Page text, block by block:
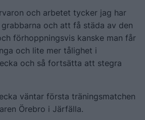
och arbetet tycker jag har
och att få städa av den
förhoppningsvis kanske man får
och lite mer tålighet i
och så fortsätta att stegra
väntar första träningsmatchen
Örebro i Järfälla.